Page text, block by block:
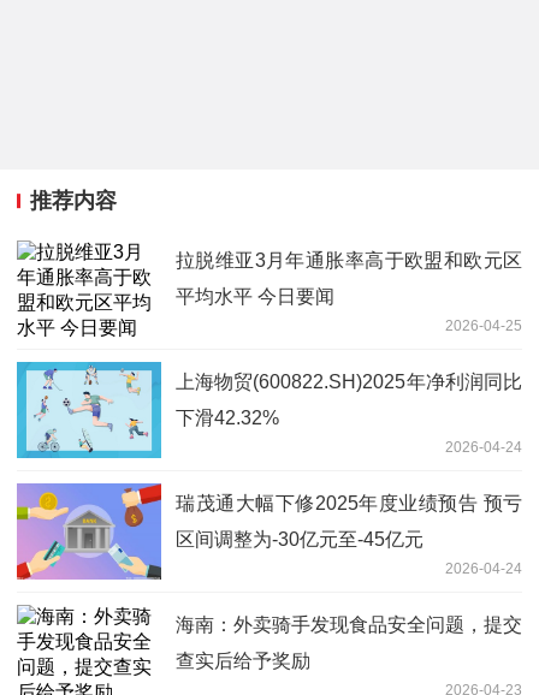
推荐内容
拉脱维亚3月年通胀率高于欧盟和欧元区
平均水平 今日要闻
2026-04-25
上海物贸(600822.SH)2025年净利润同比
下滑42.32%
2026-04-24
瑞茂通大幅下修2025年度业绩预告 预亏
区间调整为-30亿元至-45亿元
2026-04-24
海南：外卖骑手发现食品安全问题，提交
查实后给予奖励
2026-04-23